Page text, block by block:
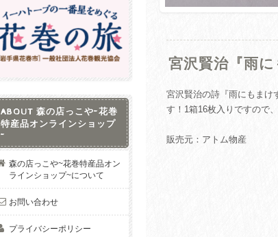
宮沢賢治『雨
宮沢賢治の詩『雨にもまけ
す！1箱16枚入りですので
販売元：アトム物産
ABOUT 森の店っこや~花巻
特産品オンラインショップ
~
森の店っこや~花巻特産品オン
ラインショップ~について
お問い合わせ
プライバシーポリシー